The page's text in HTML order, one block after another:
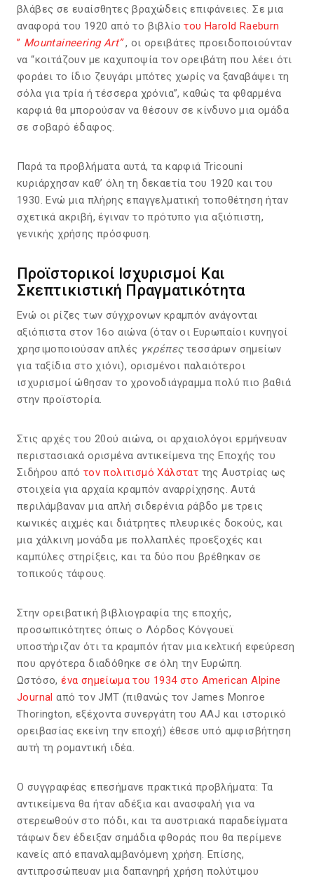
βλάβες σε ευαίσθητες βραχώδεις επιφάνειες. Σε μια
αναφορά του 1920 από το βιβλίοτου Harold Raeburn
” Mountaineering Art”, οι ορειβάτες προειδοποιούνταν
να “κοιτάζουν με καχυποψία τον ορειβάτη που λέει ότι
φοράει το ίδιο ζευγάρι μπότες χωρίς να ξαναβάψει τη
σόλα για τρία ή τέσσερα χρόνια”, καθώς τα φθαρμένα
καρφιά θα μπορούσαν να θέσουν σε κίνδυνο μια ομάδα
σε σοβαρό έδαφος.
Παρά τα προβλήματα αυτά, τα καρφιά Tricouni
κυριάρχησαν καθ’ όλη τη δεκαετία του 1920 και του
1930. Ενώ μια πλήρης επαγγελματική τοποθέτηση ήταν
σχετικά ακριβή, έγιναν το πρότυπο για αξιόπιστη,
γενικής χρήσης πρόσφυση.
Προϊστορικοί Ισχυρισμοί Και
Σκεπτικιστική Πραγματικότητα
Ενώ οι ρίζες των σύγχρονων κραμπόν ανάγονται
αξιόπιστα στον 16ο αιώνα (όταν οι Ευρωπαίοι κυνηγοί
χρησιμοποιούσαν απλές γκρέπεςτεσσάρων σημείων
για ταξίδια στο χιόνι), ορισμένοι παλαιότεροι
ισχυρισμοί ώθησαν το χρονοδιάγραμμα πολύ πιο βαθιά
στην προϊστορία.
Στις αρχές του 20ού αιώνα, οι αρχαιολόγοι ερμήνευαν
περιστασιακά ορισμένα αντικείμενα της Εποχής του
Σιδήρου από τον πολιτισμό Χάλστατ της Αυστρίας ως
στοιχεία για αρχαία κραμπόν αναρρίχησης. Αυτά
περιλάμβαναν μια απλή σιδερένια ράβδο με τρεις
κωνικές αιχμές και διάτρητες πλευρικές δοκούς, και
μια χάλκινη μονάδα με πολλαπλές προεξοχές και
καμπύλες στηρίξεις, και τα δύο που βρέθηκαν σε
τοπικούς τάφους.
Στην ορειβατική βιβλιογραφία της εποχής,
προσωπικότητες όπως ο Λόρδος Κόνγουεϊ
υποστήριζαν ότι τα κραμπόν ήταν μια κελτική εφεύρεση
που αργότερα διαδόθηκε σε όλη την Ευρώπη.
Ωστόσο,ένα σημείωμα του 1934 στο American Alpine
Journal από τον JMT (πιθανώς τον James Monroe
Thorington, εξέχοντα συνεργάτη του AAJ και ιστορικό
ορειβασίας εκείνη την εποχή) έθεσε υπό αμφισβήτηση
αυτή τη ρομαντική ιδέα.
Ο συγγραφέας επεσήμανε πρακτικά προβλήματα: Τα
αντικείμενα θα ήταν αδέξια και ανασφαλή για να
στερεωθούν στο πόδι, και τα αυστριακά παραδείγματα
τάφων δεν έδειξαν σημάδια φθοράς που θα περίμενε
κανείς από επαναλαμβανόμενη χρήση. Επίσης,
αντιπροσώπευαν μια δαπανηρή χρήση πολύτιμου